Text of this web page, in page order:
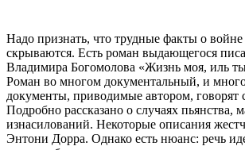
Надо признать, что трудные факты о войне
скрываются. Есть роман выдающегося
Владимира Богомолова «Жизнь моя, иль
Роман во многом документальный, и
документы, приводимые автором, говорят
Подробно рассказано о случаях пьянства,
изнасилований. Некоторые описания
Энтони Дорра. Однако есть нюанс: речь